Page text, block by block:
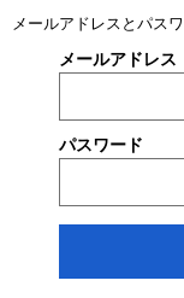
メールアドレスとパス
メールアドレス
パスワード